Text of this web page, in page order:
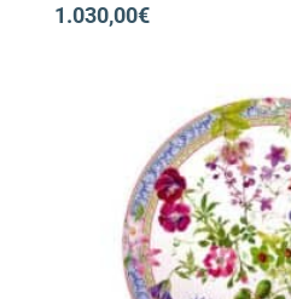
1.030,00€